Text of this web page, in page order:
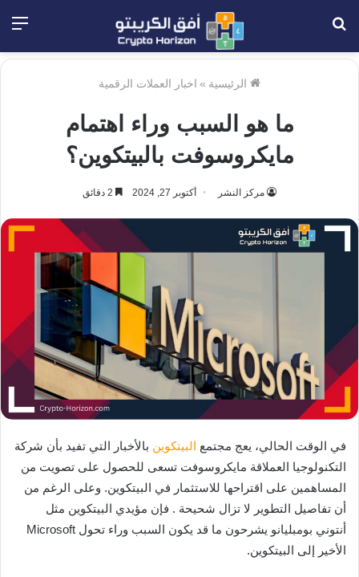
الرئيسية » اخبار العملات الرقمية
ما هو السبب وراء اهتمام
مايكروسوفت بالبيتكوين؟
مركز النشر أكتوبر 27, 2024
في الوقت الحالي، يعج مجتمع البيتكوين بالأخبار التي تفيد بأن شركة
التكنولوجيا العملاقة مايكروسوفت تسعى للحصول على تصويت من
المساهمين على اقتراحها للاستثمار في البيتكوين. وعلى الرغم من
أن تفاصيل التطوير لا تزال شحيحة . فإن مؤيدي البيتكوين مثل
أنتوني بومبليانو يشرحون ما قد يكون السبب وراء تحول Microsoft
الأخير إلى البيتكوين.